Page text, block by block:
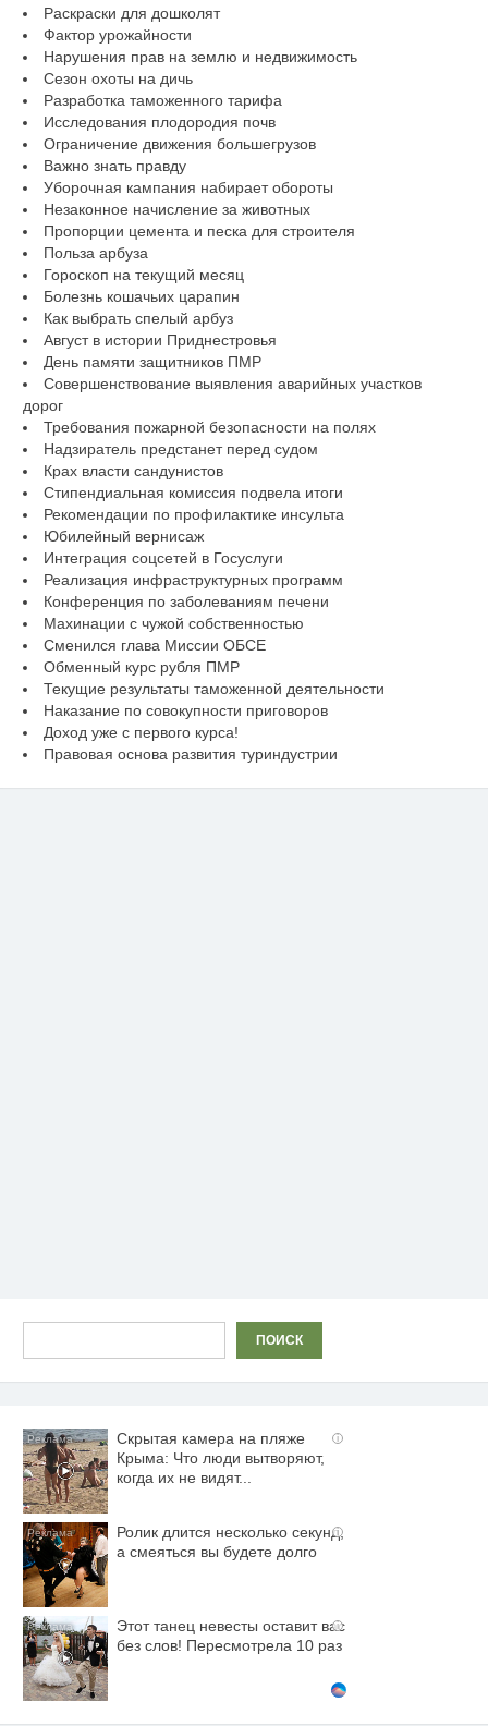
Раскраски для дошколят
Фактор урожайности
Нарушения прав на землю и недвижимость
Сезон охоты на дичь
Разработка таможенного тарифа
Исследования плодородия почв
Ограничение движения большегрузов
Важно знать правду
Уборочная кампания набирает обороты
Незаконное начисление за животных
Пропорции цемента и песка для строителя
Польза арбуза
Гороскоп на текущий месяц
Болезнь кошачьих царапин
Как выбрать спелый арбуз
Август в истории Приднестровья
День памяти защитников ПМР
Совершенствование выявления аварийных участков
дорог
Требования пожарной безопасности на полях
Надзиратель предстанет перед судом
Крах власти сандунистов
Стипендиальная комиссия подвела итоги
Рекомендации по профилактике инсульта
Юбилейный вернисаж
Интеграция соцсетей в Госуслуги
Реализация инфраструктурных программ
Конференция по заболеваниям печени
Махинации с чужой собственностью
Сменился глава Миссии ОБСЕ
Обменный курс рубля ПМР
Текущие результаты таможенной деятельности
Наказание по совокупности приговоров
Доход уже с первого курса!
Правовая основа развития туриндустрии
ПОИСК
i
Скрытая камера на пляже
Крыма: Что люди вытворяют,
когда их не видят...
i
Ролик длится несколько секунд,
а смеяться вы будете долго
i
Этот танец невесты оставит вас
без слов! Пересмотрела 10 раз